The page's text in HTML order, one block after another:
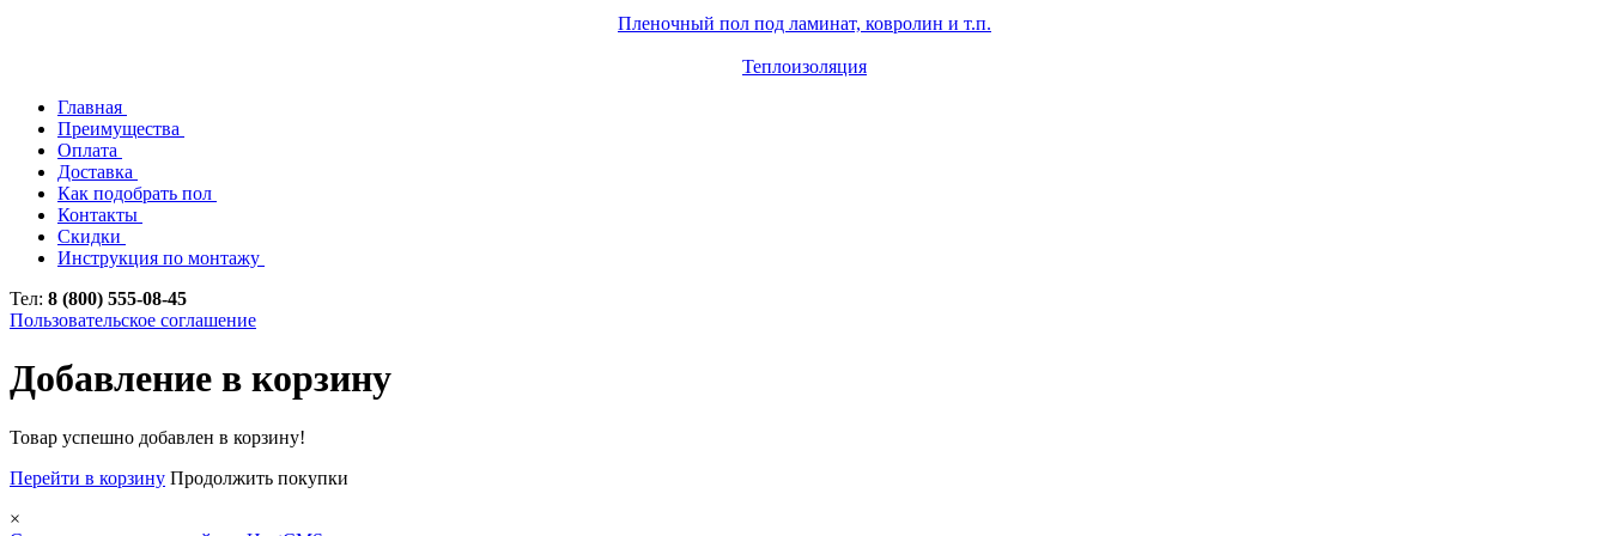
Пленочный пол под ламинат, ковролин и т.п.
Теплоизоляция
Главная
Преимущества
Оплата
Доставка
Как подобрать пол
Контакты
Скидки
Инструкция по монтажу
Тел: 8 (800) 555-08-45
Пользовательское соглашение
Добавление в корзину
Товар успешно добавлен в корзину!
Перейти в корзину Продолжить покупки
×